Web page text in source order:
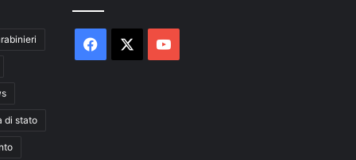
di stato
Facebook